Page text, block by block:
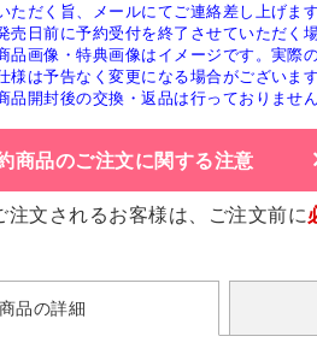
ただく旨、メールにてご連絡差し上げま
日前に予約受付を終了させていただく
画像・特典画像はイメージです。実際
は予告なく変更になる場合がございます
品開封後の交換・返品は行っておりませ
商品のご注文に関する注意
文されるお客様は、ご注文前に
商品の詳細